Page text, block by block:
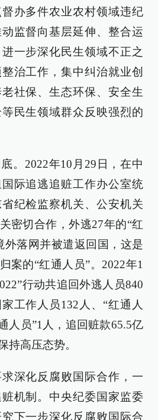
办多件农业农村领域违纪
监督向基层延伸、整合运
一步深化民生领域不正之
治工作，集中纠治就业创
社保、生态环保、安全生
民生领域群众反映强烈的
。2022年10月29日，在中
际追逃追赃工作办公室统
纪检监察机关、公安机关
密切合作，外逃27年的“红
外落网并被遣返回国，这是
案的“红通人员”。2022年1
行动共追回外逃人员840
工作人员132人、“红通人
人员”1人，追回赃款65.5亿
持高压态势。
深化反腐败国际合作，一
机制。中央纪委国家监委
下一步深化反腐败国际合